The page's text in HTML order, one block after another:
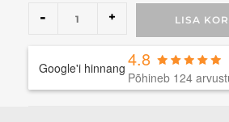
- + LISA
Google'i hinnang 4.8
Põhineb 124